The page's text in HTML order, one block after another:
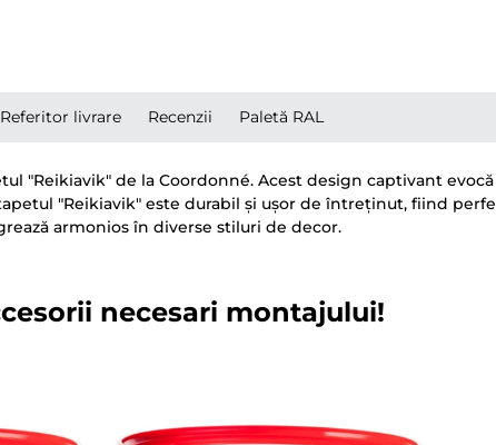
Referitor livrare Recenzii Paletă RAL
"Reikiavik" de la Coordonné. Acest design captivant
"Reikiavik" este durabil și ușor de întreținut, fiind
armonios în diverse stiluri de decor.
necesari montajului!